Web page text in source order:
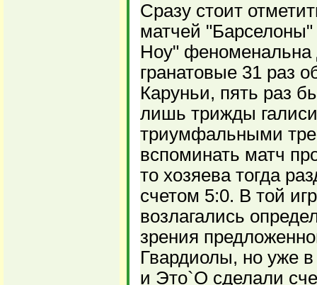
Сразу стоит
матчей
Ноу" феноменальна
гранатовые 31 раз
Каруньи, пять раз
лишь трижды
триумфальными
вспоминать матч
то хозяева тогда
счетом 5:0. В той
возлагались
зрения
Гвардиолы, но уже
и Это`О сделали